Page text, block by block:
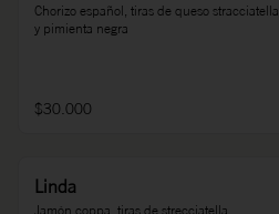
Chorizo español, tiras de queso stracciatella
y pimienta negra
$30.000
Linda
Jamón coppa, tiras de strecciatella,